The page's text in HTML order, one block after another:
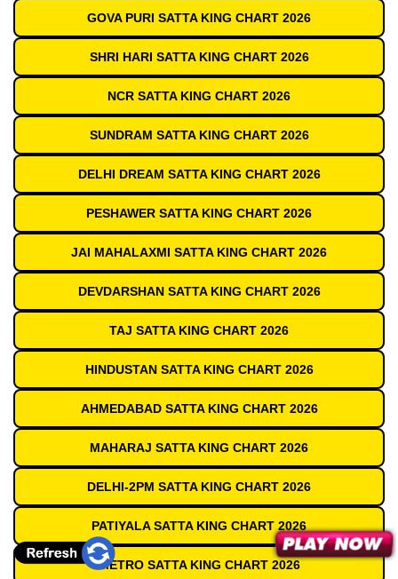
GOVA PURI SATTA KING CHART 2026
SHRI HARI SATTA KING CHART 2026
NCR SATTA KING CHART 2026
SUNDRAM SATTA KING CHART 2026
DELHI DREAM SATTA KING CHART 2026
PESHAWER SATTA KING CHART 2026
JAI MAHALAXMI SATTA KING CHART 2026
DEVDARSHAN SATTA KING CHART 2026
TAJ SATTA KING CHART 2026
HINDUSTAN SATTA KING CHART 2026
AHMEDABAD SATTA KING CHART 2026
MAHARAJ SATTA KING CHART 2026
DELHI-2PM SATTA KING CHART 2026
PATIYALA SATTA KING CHART 2026
METRO SATTA KING CHART 2026